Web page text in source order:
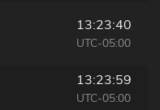
13:23:40
UTC-05:00
13:23:59
UTC-05:00